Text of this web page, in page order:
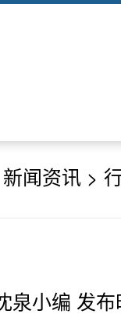
新闻资讯 >
泉小编 发